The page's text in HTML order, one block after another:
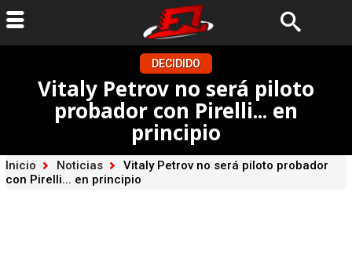
DECIDIDO
Vitaly Petrov no será piloto
probador con Pirelli... en
principio
Inicio Noticias
Vitaly Petrov no será piloto probador
con Pirelli... en principio